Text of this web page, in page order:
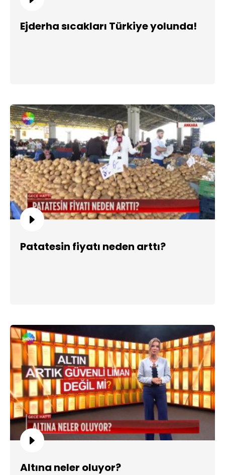
Ejderha sıcakları Türkiye yolunda!
Patatesin fiyatı neden arttı?
Altına neler oluyor?